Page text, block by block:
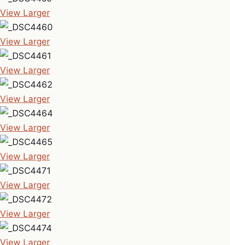
View Larger
View Larger
View Larger
View Larger
View Larger
View Larger
View Larger
View Larger
View Larger